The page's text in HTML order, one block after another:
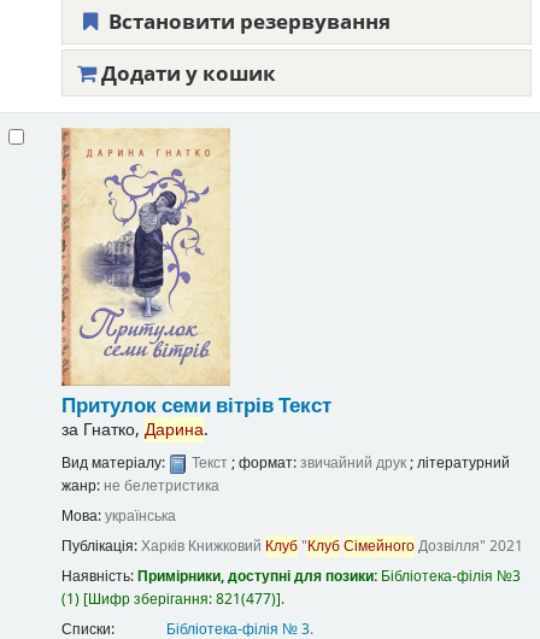
Встановити резервування
Додати у кошик
Притулок семи вітрівТекст
за Гнатко, Дарина.
Вид матеріалу: Текст; формат:звичайний друк; літературний
жанр: не белетристика
Мова:українська
Публікація:Харків Книжковий Клуб"КлубСімейногоДозвілля" 2021
Наявність:Примірники, доступні для позики: Бібліотека-філія №3
(1) Шифр зберігання:821(477) .
Списки:
Бібліотека-філія № 3.